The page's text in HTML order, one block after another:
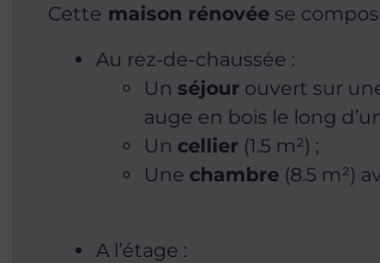
Cette maison rénovée se
Au rez-de-chaussée :
Un séjour ouvert sur
auge en bois le long
Un cellier (1.5 m²) ;
Une chambre (8.5 m²)
A l’étage :